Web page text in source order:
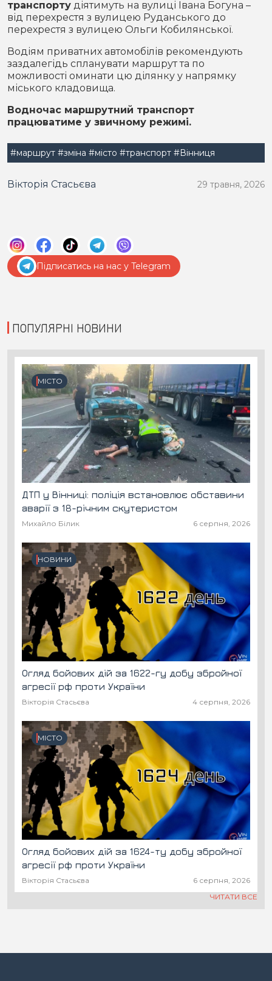
транспорту діятимуть на вулиці Івана Богуна –
від перехрестя з вулицею Руданського до
перехрестя з вулицею Ольги Кобилянської.
Водіям приватних автомобілів рекомендують
заздалегідь спланувати маршрут та по
можливості оминати цю ділянку у напрямку
міського кладовища.
Водночас маршрутний транспорт
працюватиме у звичному режимі.
#маршрут #зміна #місто #транспорт #Вінниця
Вікторія Стасьєва 29 травня, 2026
Підписатись на нас у Telegram
ПОПУЛЯРНІ НОВИНИ
МІСТО
ДТП у Вінниці: поліція встановлює обставини
аварії з 18-річним скутеристом
Михайло Білик 6 серпня, 2026
НОВИНИ
Огляд бойових дій за 1622-гу добу збройної
агресії рф проти України
Вікторія Стасьєва 4 серпня, 2026
МІСТО
Огляд бойових дій за 1624-ту добу збройної
агресії рф проти України
Вікторія Стасьєва
6 серпня, 2026
ЧИТАТИ ВСЕ